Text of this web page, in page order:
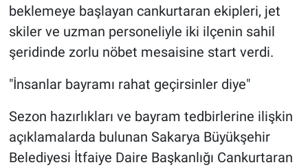
beklemeye başlayan cankurtaran ekipleri, jet
skiler ve uzman personeliyle iki ilçenin sahil
şeridinde zorlu nöbet mesaisine start verdi.
"İnsanlar bayramı rahat geçirsinler diye"
Sezon hazırlıkları ve bayram tedbirlerine ilişkin
açıklamalarda bulunan Sakarya Büyükşehir
Belediyesi İtfaiye Daire Başkanlığı Cankurtaran